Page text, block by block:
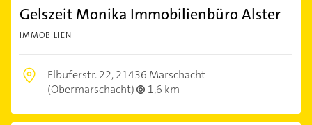
Gelszeit Monika Immobilienbüro Alster
IMMOBILIEN
Elbuferstr. 22,21436 Marschacht
(Obermarschacht)
1,6 km